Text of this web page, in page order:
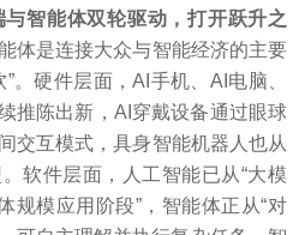
智能体双轮驱动，打开跃升之
体是连接大众与智能经济的主要
。硬件层面，AI手机、AI电脑、
推陈出新，AI穿戴设备通过眼球
交互模式，具身智能机器人也从
软件层面，人工智能已从“大模
规模应用阶段”，智能体正从“对